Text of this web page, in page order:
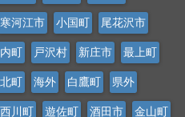
寒河江市 小国町 尾花沢市
町 戸沢村 新庄市 最上町
町 海外 白鷹町 県外
西川町 遊佐町 酒田市 金山町